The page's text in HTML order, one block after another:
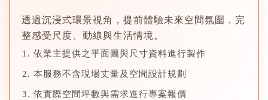
透過沉浸式環景視角，提前體驗未來空間氛圍，完
整感受尺度、動線與生活情境。
依業主提供之平面圖與尺寸資料進行製作
本服務不含現場丈量及空間設計規劃
依實際空間坪數與需求進行專案報價